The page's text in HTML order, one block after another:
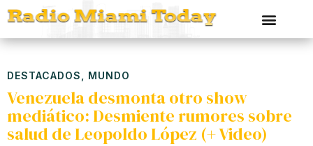
DESTACADOS MUNDO
Venezuela desmonta otro show
mediático: Desmiente rumores sobre
salud de Leopoldo López (+ Video)